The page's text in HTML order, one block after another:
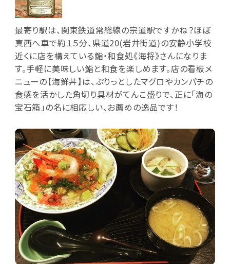
最寄り駅は、関東鉄道常総線の宗道駅ですかね？ほぼ
真西へ車で約１５分、県道20(岩井街道)の安静小学校
近くに店を構えている鮨・和食処《海将》さんになりま
す。手軽に美味しい鮨と和食を楽しめます。店の看板メ
ニューの【海鮮丼】は、ぷりっとしたマグロやカンパチの
食感を活かした角切り具材がてんこ盛りで、正に「海の
宝石箱」の名に相応しい、お薦めの逸品です！